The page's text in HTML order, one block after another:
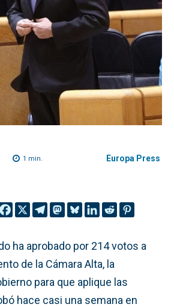
1 min. Europa Press
ha aprobado por 214 votos a
de la Cámara Alta, la
para que aplique las
hace casi una semana en